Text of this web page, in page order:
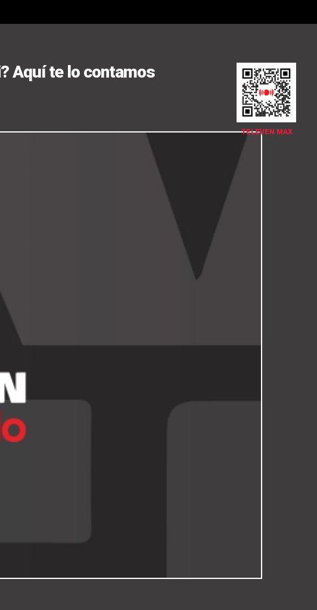
TELEVEN MAX
Aquí te lo contamos